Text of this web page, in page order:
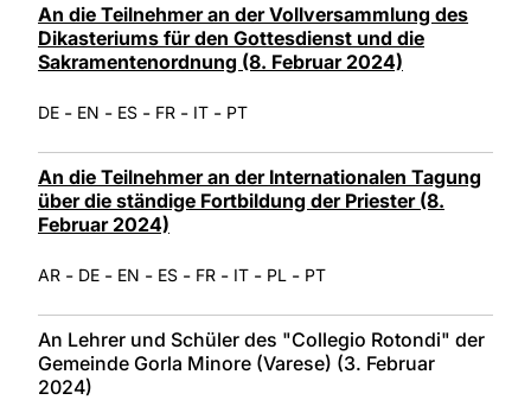
An die Teilnehmer an der Vollversammlung des
Dikasteriums für den Gottesdienst und die
Sakramentenordnung (8. Februar 2024)
DE - EN - ES - FR - IT - PT
An die Teilnehmer an der Internationalen Tagung
über die ständige Fortbildung der Priester (8.
Februar 2024)
AR - DE - EN - ES - FR - IT - PL - PT
An Lehrer und Schüler des "Collegio Rotondi" der
Gemeinde Gorla Minore (Varese) (3. Februar
2024)